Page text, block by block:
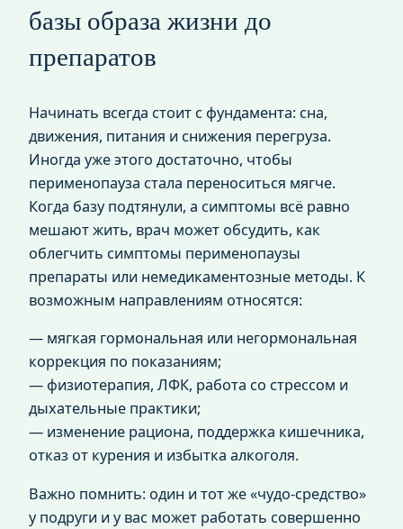
базы образа жизни до
препаратов
Начинать всегда стоит с фундамента: сна,
движения, питания и снижения перегруза.
Иногда уже этого достаточно, чтобы
перименопауза стала переноситься мягче.
Когда базу подтянули, а симптомы всё равно
мешают жить, врач может обсудить, как
облегчить симптомы перименопаузы
препараты или немедикаментозные методы. К
возможным направлениям относятся:
— мягкая гормональная или негормональная
коррекция по показаниям;
— физиотерапия, ЛФК, работа со стрессом и
дыхательные практики;
— изменение рациона, поддержка кишечника,
отказ от курения и избытка алкоголя.
Важно помнить: один и тот же «чудо‑средство»
у подруги и у вас может работать совершенно